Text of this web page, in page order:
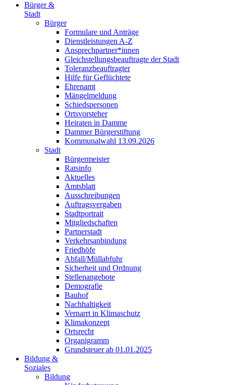
Bürger &
Stadt
Bürger
Formulare und Anträge
Dienstleistungen A-Z
Ansprechpartner*innen
Gleichstellungsbeauftragte der Stadt
Toleranzbeauftragter
Hilfe für Geflüchtete
Ehrenamt
Mängelmeldung
Schiedspersonen
Ortsvorsteher
Heiraten in Damme
Dammer Bürgerstiftung
Kommunalwahl 13.09.2026
Stadt
Bürgermeister
Ratsinfo
Aktuelles
Amtsblatt
Ausschreibungen
Auftragsvergaben
Stadtportrait
Mitgliedschaften
Partnerstadt
Verkehrsanbindung
Friedhöfe
Abfall/Müllabfuhr
Sicherheit und Ordnung
Stellenangebote
Demografie
Bauhof
Nachhaltigkeit
Vernarrt in Klimaschutz
Klimakonzept
Ortsrecht
Organigramm
Grundsteuer ab 01.01.2025
Bildung &
Soziales
Bildung